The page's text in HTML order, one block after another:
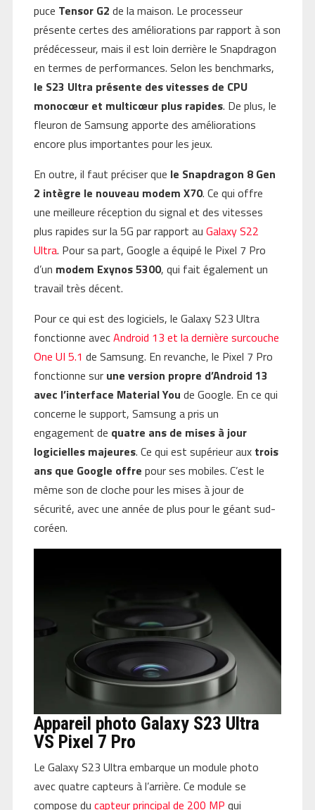
puce Tensor G2 de la maison. Le processeur
présente certes des améliorations par rapport à son
prédécesseur, mais il est loin derrière le Snapdragon
en termes de performances. Selon les benchmarks,
le S23 Ultra présente des vitesses de CPU
monocœur et multicœur plus rapides. De plus, le
fleuron de Samsung apporte des améliorations
encore plus importantes pour les jeux.
En outre, il faut préciser que le Snapdragon 8 Gen
2 intègre le nouveau modem X70. Ce qui offre
une meilleure réception du signal et des vitesses
plus rapides sur la 5G par rapport au Galaxy S22
Ultra. Pour sa part, Google a équipé le Pixel 7 Pro
d’un modem Exynos 5300, qui fait également un
travail très décent.
Pour ce qui est des logiciels, le Galaxy S23 Ultra
fonctionne avecAndroid 13 et la dernière surcouche
One UI 5.1 de Samsung. En revanche, le Pixel 7 Pro
fonctionne sur une version propre d’Android 13
avec l’interface Material You de Google. En ce qui
concerne le support, Samsung a pris un
engagement de quatre ans de mises à jour
logicielles majeures. Ce qui est supérieur aux trois
ans que Google offre pour ses mobiles. C’est le
même son de cloche pour les mises à jour de
sécurité, avec une année de plus pour le géant sud-
coréen.
Appareil photo Galaxy S23 Ultra
VS Pixel 7 Pro
Le Galaxy S23 Ultra embarque un module photo
avec quatre capteurs à l’arrière. Ce module se
compose du capteur principal de 200 MP qui